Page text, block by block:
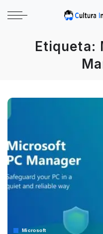
Etiqueta:
Microsoft